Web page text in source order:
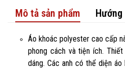
Mô tả sản phẩm
Áo khoác polyester cao cấp
phong cách và tiện ích.
dáng. Các anh có thể diện